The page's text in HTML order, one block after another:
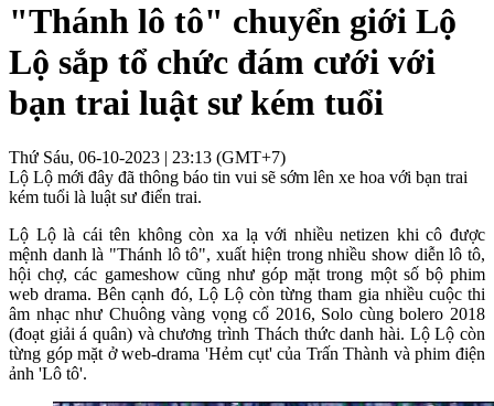
"Thánh lô tô" chuyển giới Lộ
Lộ sắp tổ chức đám cưới với
bạn trai luật sư kém tuổi
Thứ Sáu, 06-10-2023 | 23:13 (GMT+7)
Lộ Lộ mới đây đã thông báo tin vui sẽ sớm lên xe hoa với bạn trai
kém tuổi là luật sư điển trai.
Lộ Lộ là cái tên không còn xa lạ với nhiều netizen khi cô được
mệnh danh là "Thánh lô tô", xuất hiện trong nhiều show diễn lô tô,
hội chợ, các gameshow cũng như góp mặt trong một số bộ phim
web drama. Bên cạnh đó, Lộ Lộ còn từng tham gia nhiều cuộc thi
âm nhạc như Chuông vàng vọng cổ 2016, Solo cùng bolero 2018
(đoạt giải á quân) và chương trình Thách thức danh hài. Lộ Lộ còn
từng góp mặt ở web-drama 'Hẻm cụt' của Trấn Thành và phim điện
ảnh 'Lô tô'.